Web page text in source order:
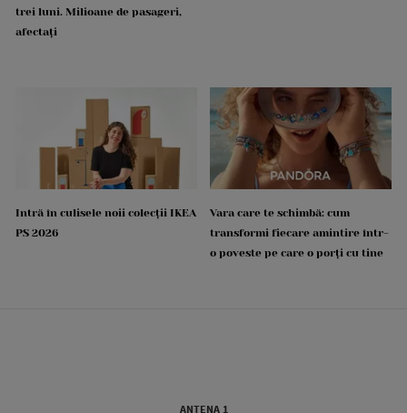
trei luni. Milioane de pasageri,
afectați
Intră în culisele noii colecții IKEA
PS 2026
Vara care te schimbă: cum
transformi fiecare amintire într-
o poveste pe care o porți cu tine
ANTENA 1